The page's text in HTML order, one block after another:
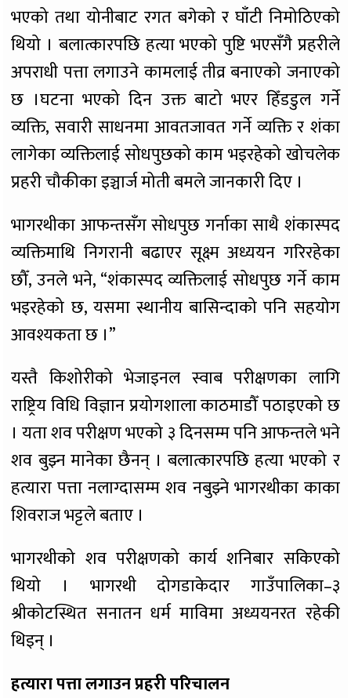
भएको तथा योनीबाट रगत बगेको र घाँटी निमोठिएको
थियो । बलात्कारपछि हत्या भएको पुष्टि भएसँगै प्रहरीले
अपराधी पत्ता लगाउने कामलाई तीव्र बनाएको जनाएको
छ ।घटना भएको दिन उक्त बाटो भएर हिँडडुल गर्ने
व्यक्ति, सवारी साधनमा आवतजावत गर्ने व्यक्ति र शंका
लागेका व्यक्तिलाई सोधपुछको काम भइरहेको खोचलेक
प्रहरी चौकीका इञ्चार्ज मोती बमले जानकारी दिए ।
भागरथीका आफन्तसँग सोधपुछ गर्नाका साथै शंकास्पद
व्यक्तिमाथि निगरानी बढाएर सूक्ष्म अध्ययन गरिरहेका
छौँ, उनले भने, “शंकास्पद व्यक्तिलाई सोधपुछ गर्ने काम
भइरहेको छ, यसमा स्थानीय बासिन्दाको पनि सहयोग
आवश्यकता छ ।”
यस्तै किशोरीको भेजाइनल स्वाब परीक्षणका लागि
राष्ट्रिय विधि विज्ञान प्रयोगशाला काठमाडौँ पठाइएको छ
। यता शव परीक्षण भएको ३ दिनसम्म पनि आफन्तले भने
शव बुझ्न मानेका छैनन् । बलात्कारपछि हत्या भएको र
हत्यारा पत्ता नलाग्दासम्म शव नबुझ्ने भागरथीका काका
शिवराज भट्टले बताए ।
भागरथीको शव परीक्षणको कार्य शनिबार सकिएको
थियो । भागरथी दोगडाकेदार गाउँपालिका–३
श्रीकोटस्थित सनातन धर्म माविमा अध्ययनरत रहेकी
थिइन् ।
हत्यारा पत्ता लगाउन प्रहरी परिचालन